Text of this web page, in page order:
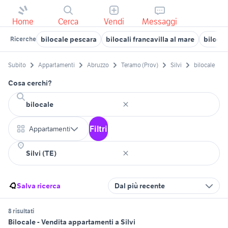
Home Cerca Vendi Messaggi
Ricerche bilocale pescara bilocali francavilla al mare
Subito Appartamenti Abruzzo Teramo (Prov) Silvi bilocale
Cosa cerchi?
Appartamenti Filtri
Salva ricerca Dal più recente
8 risultati
Bilocale - Vendita appartamenti a Silvi